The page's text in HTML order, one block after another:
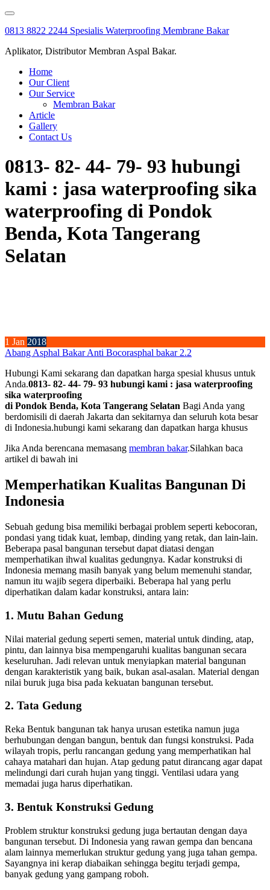
Skip
content
0813 8822 2244 Spesialis Waterproofing Membrane Bakar
Aplikator, Distributor Membran Aspal Bakar.
Home
Our Client
Our Service
Membran Bakar
Article
Gallery
Contact Us
0813- 82- 44- 79- 93 hubungi
kami : jasa waterproofing sika
waterproofing di Pondok
Benda, Kota Tangerang
Selatan
1 Jan 2018
Abang Asphal Bakar Anti Bocorasphal bakar 2.2
Hubungi Kami sekarang dan dapatkan harga spesial khusus untuk
Anda.0813- 82- 44- 79- 93 hubungi kami : jasa waterproofing
sika waterproofing
di Pondok Benda, Kota Tangerang Selatan Bagi Anda yang
berdomisili di daerah Jakarta dan sekitarnya dan seluruh kota besar
di Indonesia.hubungi kami sekarang dan dapatkan harga khusus
Jika Anda berencana memasang membran bakar.Silahkan baca
artikel di bawah ini
Memperhatikan Kualitas Bangunan Di
Indonesia
Sebuah gedung bisa memiliki berbagai problem seperti kebocoran,
pondasi yang tidak kuat, lembap, dinding yang retak, dan lain-lain.
Beberapa pasal bangunan tersebut dapat diatasi dengan
memperhatikan ihwal kualitas gedungnya. Kadar konstruksi di
Indonesia memang masih banyak yang belum memenuhi standar,
namun itu wajib segera diperbaiki. Beberapa hal yang perlu
diperhatikan dalam kadar konstruksi, antara lain:
1. Mutu Bahan Gedung
Nilai material gedung seperti semen, material untuk dinding, atap,
pintu, dan lainnya bisa mempengaruhi kualitas bangunan secara
keseluruhan. Jadi relevan untuk menyiapkan material bangunan
dengan karakteristik yang baik, bukan asal-asalan. Material dengan
nilai buruk juga bisa pada kekuatan bangunan tersebut.
2. Tata Gedung
Reka Bentuk bangunan tak hanya urusan estetika namun juga
berhubungan dengan bangun, bentuk dan fungsi konstruksi. Pada
wilayah tropis, perlu rancangan gedung yang memperhatikan hal
cahaya matahari dan hujan. Atap gedung patut dirancang agar dapat
melindungi dari curah hujan yang tinggi. Ventilasi udara yang
memadai juga harus diperhatikan.
3. Bentuk Konstruksi Gedung
Problem struktur konstruksi gedung juga bertautan dengan daya
bangunan tersebut. Di Indonesia yang rawan gempa dan bencana
alam lainnya memerlukan struktur gedung yang juga tahan gempa.
Sayangnya ini kerap diabaikan sehingga begitu terjadi gempa,
banyak gedung yang gampang roboh.